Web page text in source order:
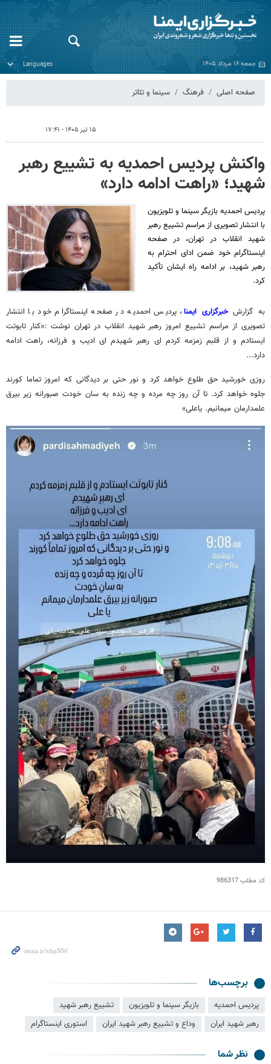
جمعه ۱۶ مرداد ۱۴۰۵
صفحه اصلی فرهنگ سینما و تئاتر
۱۵ تیر ۱۴۰۵ - ۱۷:۴۱
واکنش پردیس احمدیه به تشییع رهبر
شهید؛ «راهت ادامه دارد»
پردیس احمدیه بازیگر سینما و تلویزیون
با انتشار تصویری از مراسم تشییع رهبر
شهید انقلاب در تهران، در صفحه
اینستاگرام خود ضمن ادای احترام به
رهبر شهید، بر ادامه راه ایشان تأکید
کرد.
به گزارشخبرگزاری ایمنا، پردیس احمدیه در صفحه اینستاگرام خود با انتشار
تصویری از مراسم تشییع امروز رهبر شهید انقلاب در تهران نوشت :«کنار تابوتت
ایستادم و از قلبم زمزمه کردم ای رهبر شهیدم ای ادیب و فرزانه، راهت ادامه
دارد...
روزی خورشید حق طلوع خواهد کرد و نور حتی بر دیدگانی که امروز تماما کورند
جلوه خواهد کرد. تا آن روز چه مرده و چه زنده به سان خودت صبورانه زیر بیرق
علمدارمان میمانیم. یاعلی»
کد مطلب986317
برچسب‌ها
پردیس احمدیه بازيگر سينما و تلويزيون
تشییع رهبر شهید
رهبر شهید ایران
وداع و تشییع رهبر شهید ایران‌ استوری اینستاگرام
نظر شما